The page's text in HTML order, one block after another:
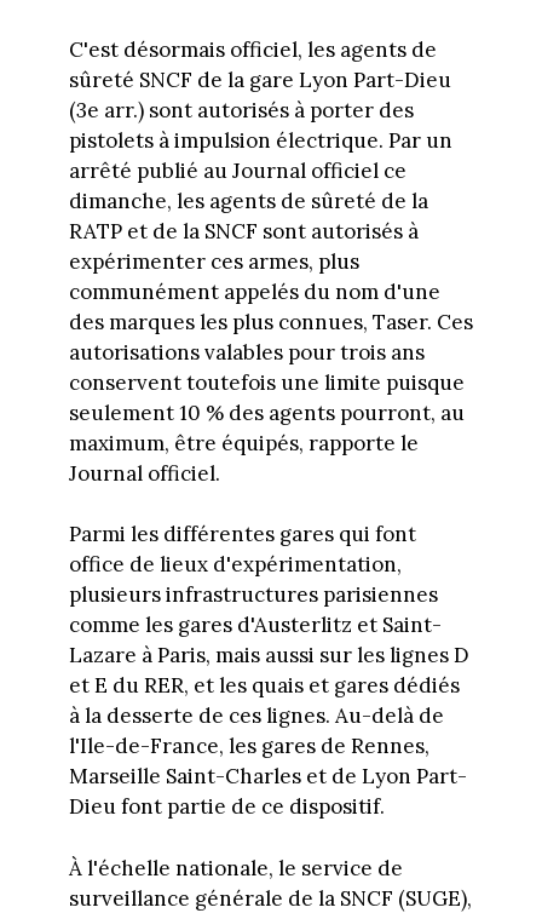
C'est désormais officiel, les agents de
sûreté SNCF de la gare Lyon Part-Dieu
(3e arr.) sont autorisés à porter des
pistolets à impulsion électrique. Par un
arrêté publié au Journal officiel ce
dimanche, les agents de sûreté de la
RATP et de la SNCF sont autorisés à
expérimenter ces armes, plus
communément appelés du nom d'une
des marques les plus connues, Taser. Ces
autorisations valables pour trois ans
conservent toutefois une limite puisque
seulement 10 % des agents pourront, au
maximum, être équipés, rapporte le
Journal officiel.
Parmi les différentes gares qui font
office de lieux d'expérimentation,
plusieurs infrastructures parisiennes
comme les gares d'Austerlitz et Saint-
Lazare à Paris, mais aussi sur les lignes D
et E du RER, et les quais et gares dédiés
à la desserte de ces lignes. Au-delà de
l'Ile-de-France, les gares de Rennes,
Marseille Saint-Charles et de Lyon Part-
Dieu font partie de ce dispositif.
À l'échelle nationale, le service de
surveillance générale de la SNCF (SUGE),